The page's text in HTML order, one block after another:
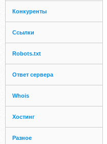
Конкуренты
Ссылки
Robots.txt
Ответ сервера
Whois
Хостинг
Разное